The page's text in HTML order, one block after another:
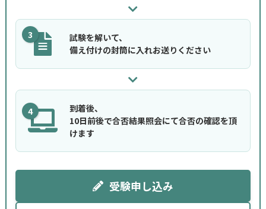
3
試験を解いて、
備え付けの封筒に入れお送りください
4
到着後、
10日前後で合否結果照会にて合否の確認を頂
けます
受験申し込み